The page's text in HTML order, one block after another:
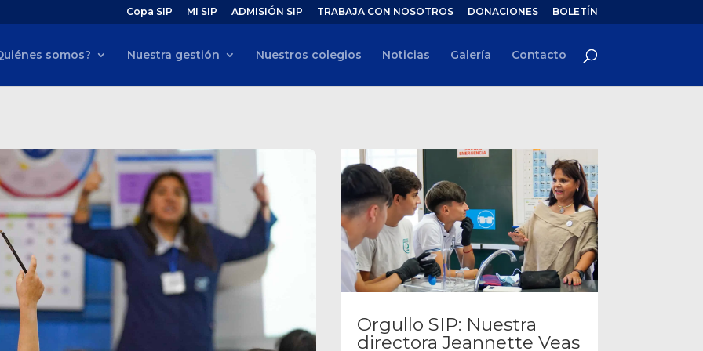
Copa SIP MI SIP ADMISIÓN SIP TRABAJA CON NOSOTROS DONACIONES BOLETÍN
somos? Nuestra gestión Nuestros colegios Noticias Galería Contacto
Orgullo SIP: Nuestra
directora Jeannette Veas